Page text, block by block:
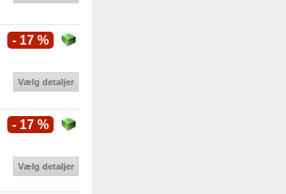
- 17 %
Vælg detaljer
- 17 %
Vælg detaljer